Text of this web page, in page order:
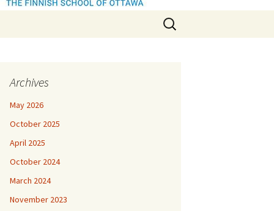
Search
for:
Archives
May 2026
October 2025
April 2025
October 2024
March 2024
November 2023